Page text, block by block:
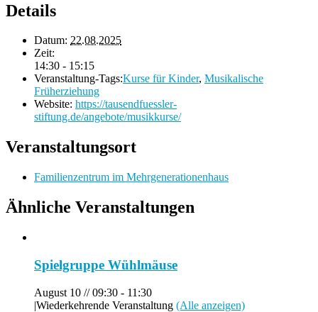
Details
Datum: 22.08.2025
Zeit:
14:30 - 15:15
Veranstaltung-Tags:Kurse für Kinder, Musikalische
Früherziehung
Website: https://tausendfuessler-
stiftung.de/angebote/musikkurse/
Veranstaltungsort
Familienzentrum im Mehrgenerationenhaus
Ähnliche Veranstaltungen
Spielgruppe Wühlmäuse
August 10 // 09:30 - 11:30
|Wiederkehrende Veranstaltung (Alle anzeigen)